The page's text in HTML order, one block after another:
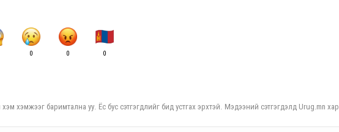
0 0 0
хэм хэмжээг баримтална уу. Ёс бус сэтгэгдлийг бид устгах эрхтэй. Мэдээний сэтгэгдэлд Urug.mn